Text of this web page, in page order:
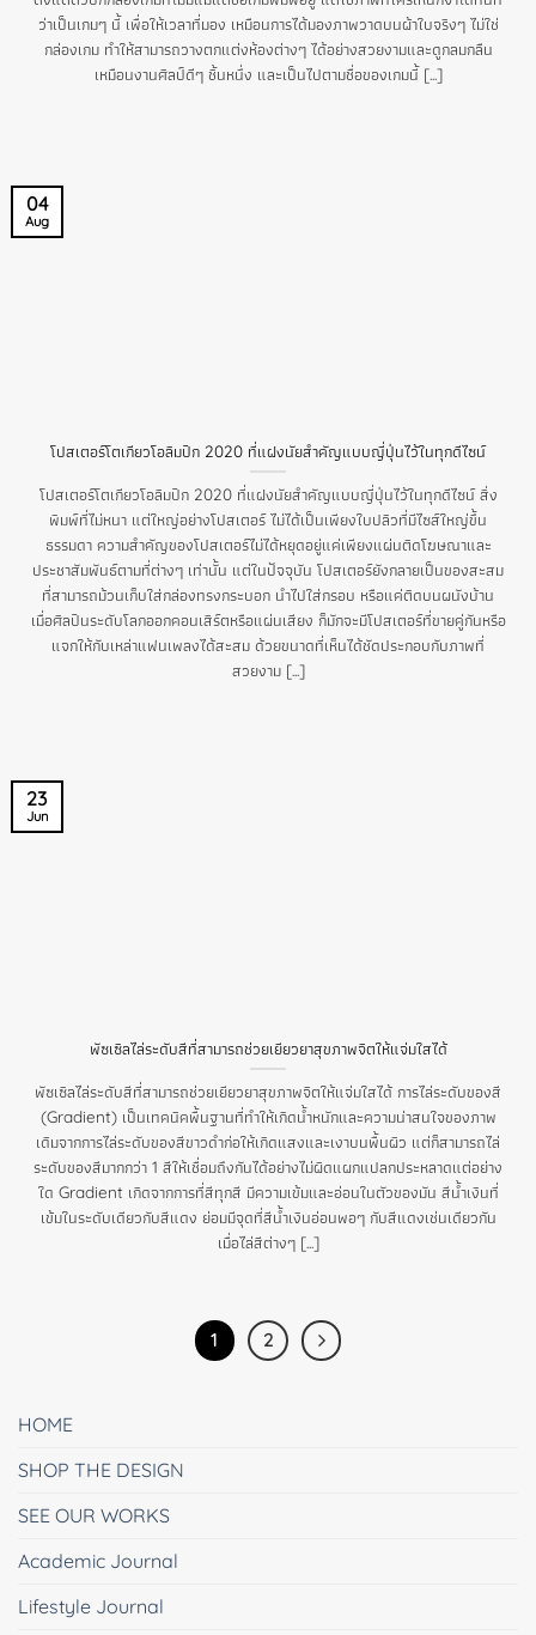
ว่าเป็นเกมๆ นี้ เพื่อให้เวลาที่มอง เหมือนการได้มองภาพวาดบนผ้าใบจริงๆ ไม่ใช่
กล่องเกม ทำให้สามารถวางตกแต่งห้องต่างๆ ได้อย่างสวยงามและดูกลมกลืน
เหมือนงานศิลป์ดีๆ ชิ้นหนึ่ง และเป็นไปตามชื่อของเกมนี้ [...]
โปสเตอร์โตเกียวโอลิมปิก 2020 ที่แฝงนัยสำคัญแบบญี่ปุ่นไว้ในทุกดีไซน์
โปสเตอร์โตเกียวโอลิมปิก 2020 ที่แฝงนัยสำคัญแบบญี่ปุ่นไว้ในทุกดีไซน์ สิ่ง
พิมพ์ที่ไม่หนา แต่ใหญ่อย่างโปสเตอร์ ไม่ได้เป็นเพียงใบปลิวที่มีไซส์ใหญ่ขึ้น
ธรรมดา ความสำคัญของโปสเตอร์ไม่ได้หยุดอยู่แค่เพียงแผ่นติดโฆษณาและ
ประชาสัมพันธ์ตามที่ต่างๆ เท่านั้น แต่ในปัจจุบัน โปสเตอร์ยังกลายเป็นของสะสม
ที่สามารถม้วนเก็บใส่กล่องทรงกระบอก นำไปใส่กรอบ หรือแค่ติดบนผนังบ้าน
เมื่อศิลปินระดับโลกออกคอนเสิร์ตหรือแผ่นเสียง ก็มักจะมีโปสเตอร์ที่ขายคู่กันหรือ
แจกให้กับเหล่าแฟนเพลงได้สะสม ด้วยขนาดที่เห็นได้ชัดประกอบกับภาพที่
สวยงาม [...]
04
Aug
พัซเซิลไล่ระดับสีที่สามารถช่วยเยียวยาสุขภาพจิตให้แจ่มใสได้
พัซเซิลไล่ระดับสีที่สามารถช่วยเยียวยาสุขภาพจิตให้แจ่มใสได้ การไล่ระดับของสี
(Gradient) เป็นเทคนิคพื้นฐานที่ทำให้เกิดน้ำหนักและความน่าสนใจของภาพ
เดิมจากการไล่ระดับของสีขาวดำก่อให้เกิดแสงและเงาบนพื้นผิว แต่ก็สามารถไล่
ระดับของสีมากกว่า 1 สีให้เชื่อมถึงกันได้อย่างไม่ผิดแผกแปลกประหลาดแต่อย่าง
ใด Gradient เกิดจากการที่สีทุกสี มีความเข้มและอ่อนในตัวของมัน สีน้ำเงินที่
เข้มในระดับเดียวกับสีแดง ย่อมมีจุดที่สีน้ำเงินอ่อนพอๆ กับสีแดงเช่นเดียวกัน
เมื่อไล่สีต่างๆ [...]
23
Jun
1 2
HOME
SHOP THE DESIGN
SEE OUR WORKS
Academic Journal
Lifestyle Journal